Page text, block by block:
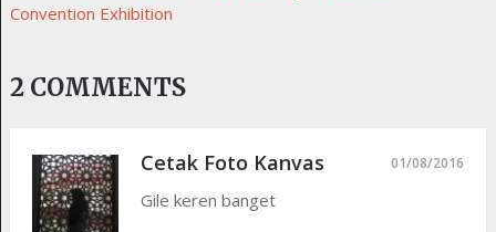
Convention Exhibition
2 COMMENTS
Cetak Foto Kanvas 01/08/2016
Gile keren banget